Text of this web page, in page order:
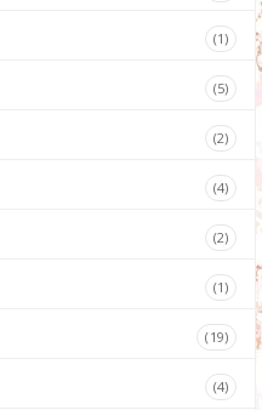
(1)
(5)
(2)
(4)
(2)
(1)
(19)
(4)